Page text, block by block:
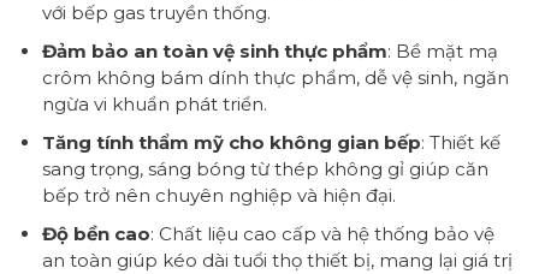
với bếp gas truyền thống.
Đảm bảo an toàn vệ sinh thực phẩm: Bề mặt mạ
crôm không bám dính thực phẩm, dễ vệ sinh, ngăn
ngừa vi khuẩn phát triển.
Tăng tính thẩm mỹ cho không gian bếp: Thiết kế
sang trọng, sáng bóng từ thép không gỉ giúp căn
bếp trở nên chuyên nghiệp và hiện đại.
Độ bền cao: Chất liệu cao cấp và hệ thống bảo vệ
an toàn giúp kéo dài tuổi thọ thiết bị, mang lại giá trị